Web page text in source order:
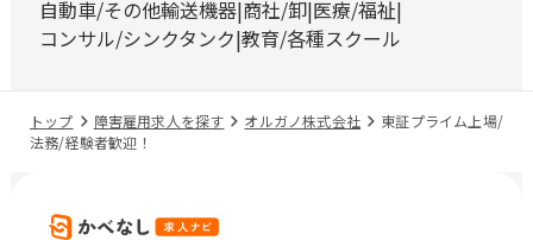
自動車/その他輸送機器 商社/卸 医療/福祉
コンサル/シンクタンク 教育/各種スクール
トップ 障害雇用求人を探す オルガノ株式会社
東証プライム上場/
法務/経験者歓迎！